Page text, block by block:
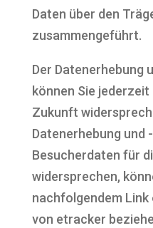
Daten über den
zusammengeführt.
Der Datenerhebung
können Sie
Zukunft
Datenerhebung und
Besucherdaten für
widersprechen,
nachfolgendem
von etracker